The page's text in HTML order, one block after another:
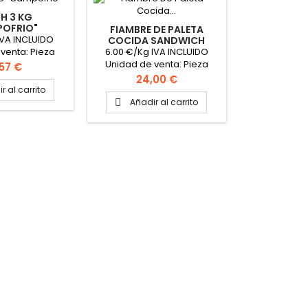
3 KG
INCLUIDO
Pieza
Pieza Peso
la pieza 3Kg
€
al carrito
FIAMBRE DE PALETA
COCIDA SANDWICH
"CAMPOFRIO"
6.00 €/Kg IVA INCLUIDO
Unidad de venta: Pieza
Precio de Venta: Pieza Peso
aproximado la pieza 4Kg
Precio
24,00 €
 Añadir al carrito